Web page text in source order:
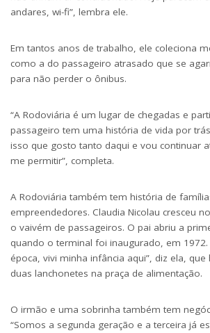
andares, wi-fi”, lembra ele.
Em tantos anos de trabalho, ele coleciona
como a do passageiro atrasado que se
para não perder o ônibus.
“A Rodoviária é um lugar de chegadas e
passageiro tem uma história de vida por
isso que gosto tanto daqui e vou continuar
me permitir”, completa.
A Rodoviária também tem história de
empreendedores. Claudia Nicolau cresceu
o vaivém de passageiros. O pai abriu a
quando o terminal foi inaugurado, em 1972.
época, vivi minha infância aqui”, diz ela,
duas lanchonetes na praça de alimentação.
O irmão e uma sobrinha também tem
“Somos a segunda geração e a terceira já